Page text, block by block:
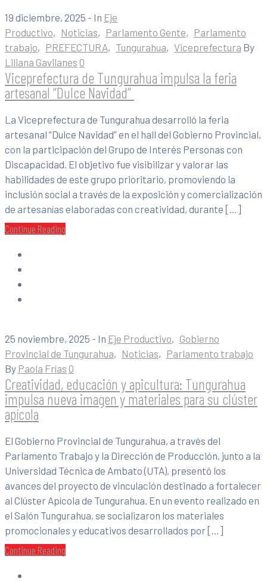
19 diciembre, 2025 - In Eje
Productivo‚ Noticias‚ Parlamento Gente‚ Parlamento
trabajo‚ PREFECTURA‚ Tungurahua‚ Viceprefectura By
Liliana Gavilanes 0
Viceprefectura de Tungurahua impulsa la feria
artesanal “Dulce Navidad”
La Viceprefectura de Tungurahua desarrolló la feria
artesanal “Dulce Navidad” en el hall del Gobierno Provincial,
con la participación del Grupo de Interés Personas con
Discapacidad. El objetivo fue visibilizar y valorar las
habilidades de este grupo prioritario, promoviendo la
inclusión social a través de la exposición y comercialización
de artesanías elaboradas con creatividad, durante […]
Continue Reading
25 noviembre, 2025 - In Eje Productivo‚ Gobierno
Provincial de Tungurahua‚ Noticias‚ Parlamento trabajo
By Paola Frías 0
Creatividad, educación y apicultura: Tungurahua
impulsa nueva imagen y materiales para su clúster
apícola
El Gobierno Provincial de Tungurahua, a través del
Parlamento Trabajo y la Dirección de Producción, junto a la
Universidad Técnica de Ambato (UTA), presentó los
avances del proyecto de vinculación destinado a fortalecer
al Clúster Apícola de Tungurahua. En un evento realizado en
el Salón Tungurahua, se socializaron los materiales
promocionales y educativos desarrollados por […]
Continue Reading